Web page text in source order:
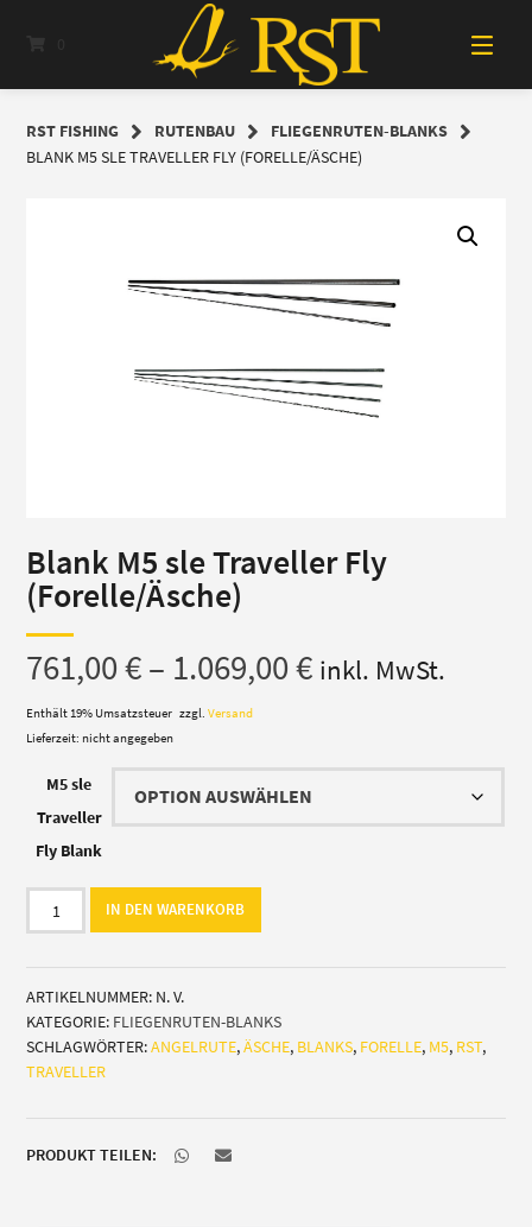
RST FISHING RUTENBAU
FLIEGENRUTEN-BLANKS
BLANK M5 SLE TRAVELLER FLY (FORELLE/ÄSCHE)
Blank M5 sle Traveller Fly
(Forelle/Äsche)
761,00€– 1.069,00€Preisspanne:
inkl. MwSt.
Enthält 19% Umsatzsteuer zzgl.Versand
Lieferzeit: nicht angegeben
M5 sle
Traveller
Fly Blank
Fly
(Forelle/
Äsche)
Menge
IN DEN WARENKORB
ARTIKELNUMMER: N. V.
KATEGORIE: FLIEGENRUTEN-BLANKS
SCHLAGWÖRTER:ANGELRUTE,ÄSCHE, BLANKS, FORELLE, M5, RST,
TRAVELLER
PRODUKT TEILEN: